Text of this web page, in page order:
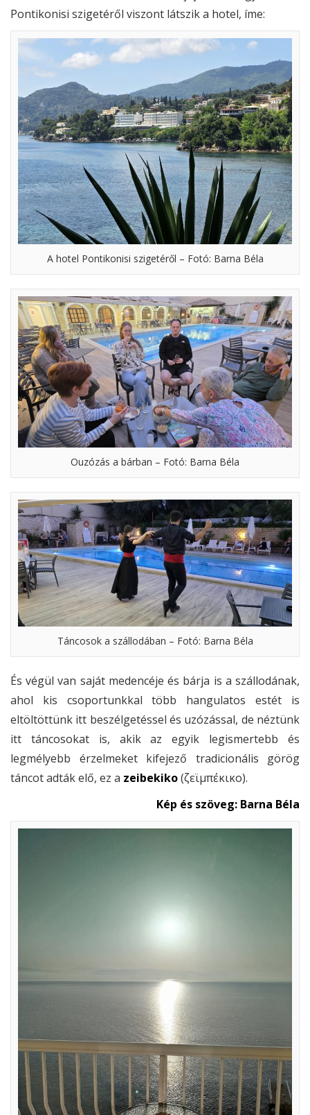
Pontikonisi szigetéről viszont látszik a hotel, íme:
A hotel Pontikonisi szigetéről – Fotó: Barna Béla
Ouzózás a bárban – Fotó: Barna Béla
Táncosok a szállodában – Fotó: Barna Béla
És végül van saját medencéje és bárja is a szállodának,
ahol kis csoportunkkal több hangulatos estét is
eltöltöttünk itt beszélgetéssel és uzózással, de néztünk
itt táncosokat is, akik az egyik legismertebb és
legmélyebb érzelmeket kifejező tradicionális görög
táncot adták elő, ez a zeibekiko(ζεϊμπέκικο).
Kép és szöveg: Barna Béla